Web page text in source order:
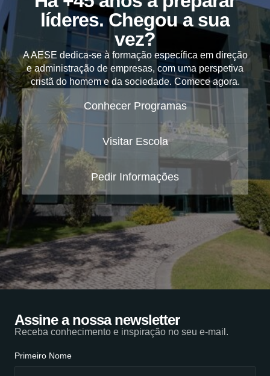
líderes. Chegou a sua
vez?
A AESE dedica-se à formação específica em direção
e administração de empresas, com uma perspetiva
cristã do homem e da sociedade. Comece agora.
Conhecer Programas
Visitar Escola
Pedir Informações
Assine a nossa newsletter
Receba conhecimento e inspiração no seu e-mail.
Primeiro Nome